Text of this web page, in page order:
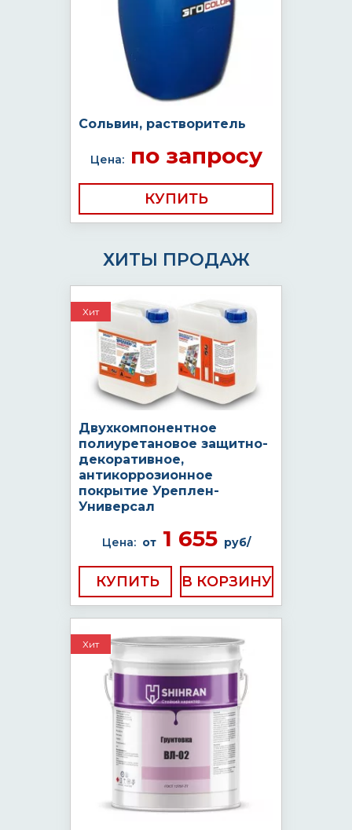
Сольвин, растворитель
Цена:по запросу
КУПИТЬ
ХИТЫ ПРОДАЖ
Хит
Двухкомпонентное
полиуретановое защитно-
декоративное,
антикоррозионное
покрытие Уреплен-
Универсал
Цена: от1 655 руб/
КУПИТЬ
Хит